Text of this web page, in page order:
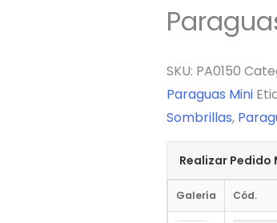
SKU: PA0150
Paraguas Mini
Sombrillas,
Realizar Pedido
Galería Cód.